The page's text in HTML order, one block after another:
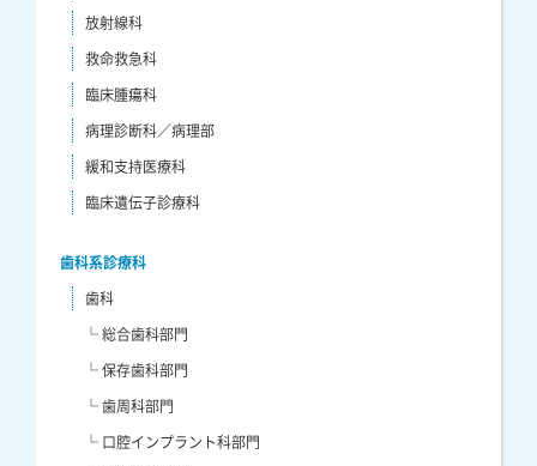
放射線科
救命救急科
臨床腫瘍科
病理診断科／病理部
緩和支持医療科
臨床遺伝子診療科
歯科系診療科
歯科
└ 総合歯科部門
└ 保存歯科部門
└ 歯周科部門
└ 口腔インプラント科部門